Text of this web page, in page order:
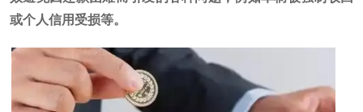
或个人信用受损等。